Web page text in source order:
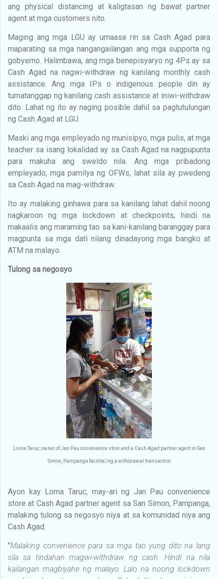
ang physical distancing at kaligtasan ng bawat partner
agent at mga customers nito.
Maging ang mga LGU ay umaasa rin sa Cash Agad para
maparating sa mga nangangailangan ang mga supporta ng
gobyerno. Halimbawa, ang mga benepisyaryo ng 4Ps ay sa
Cash Agad na nagwi-withdraw ng kanilang monthly cash
assistance. Ang mga IPs o indigenous people din ay
tumatanggap ng kanilang cash assistance at iniwi-withdraw
dito. Lahat ng ito ay naging posible dahil sa pagtutulungan
ng Cash Agad at LGU.
Maski ang mga empleyado ng munisipyo, mga pulis, at mga
teacher sa isang lokalidad ay sa Cash Agad na nagpupunta
para makuha ang sweldo nila. Ang mga pribadong
empleyado, mga pamilya ng OFWs, lahat sila ay pwedeng
sa Cash Agad na mag-withdraw.
Ito ay malaking ginhawa para sa kanilang lahat dahil noong
nagkaroon ng mga lockdown at checkpoints, hindi na
makaalis ang maraming tao sa kani-kanilang baranggay para
magpunta sa mga dati nilang dinadayong mga bangko at
ATM na malayo.
Tulong sa negosyo
Lorna Taruc, owner of Jan Pau convenience store and a Cash Agad partner agent in San
Simon, Pampanga facilitang a withdrawal transaction
Ayon kay Lorna Taruc, may-ari ng Jan Pau convenience
store at Cash Agad partner agent sa San Simon, Pampanga,
malaking tulong sa negosyo niya at sa komunidad niya ang
Cash Agad.
"Malaking convenience para sa mga tao yung dito na lang
sila sa tindahan magwi-withdraw ng cash. Hindi na nila
kailangan magbiyahe ng malayo. Lalo na noong lockdown